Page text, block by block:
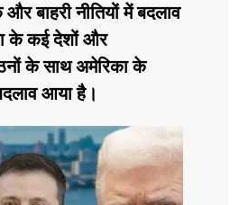
बाहरी नीतियों में बदलाव
के कई देशों और
के साथ अमेरिका के
आया है।